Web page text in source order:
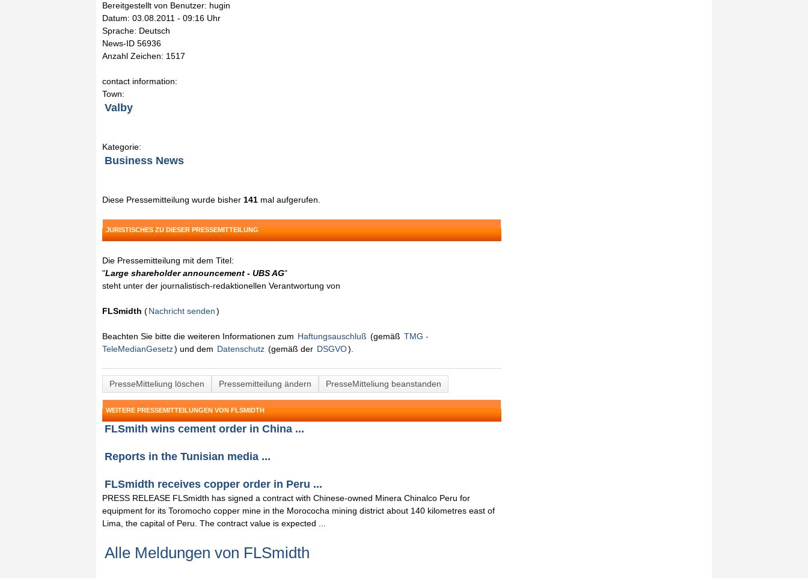
Bereitgestellt von Benutzer: hugin
Datum: 03.08.2011 - 09:16 Uhr
Sprache: Deutsch
News-ID 56936
Anzahl Zeichen: 1517
contact information:
Town:
Valby
Kategorie:
Business News
Diese Pressemitteilung wurde bisher 141 mal aufgerufen.
JURISTISCHES ZU DIESER PRESSEMITTEILUNG
Die Pressemitteilung mit dem Titel:
"Large shareholder announcement - UBS AG"
steht unter der journalistisch-redaktionellen Verantwortung von
FLSmidth (Nachricht senden)
Beachten Sie bitte die weiteren Informationen zum Haftungsauschluß (gemäß TMG -
TeleMedianGesetz) und dem Datenschutz (gemäß der DSGVO).
PresseMitteliung löschen Pressemitteilung ändern PresseMitteliung beanstanden
WEITERE PRESSEMITTEILUNGEN VON FLSMIDTH
FLSmith wins cement order in China ...
Reports in the Tunisian media ...
FLSmidth receives copper order in Peru ...
PRESS RELEASE FLSmidth has signed a contract with Chinese-owned Minera Chinalco Peru for
equipment for its Toromocho copper mine in the Morococha mining district about 140 kilometres east of
Lima, the capital of Peru. The contract value is expected ...
Alle Meldungen von FLSmidth